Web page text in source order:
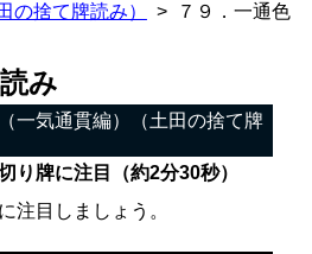
の捨て牌読み）
７９．一通色
み
一気通貫編）（土田の捨て牌
り牌に注目（約2分30秒）
注目しましょう。